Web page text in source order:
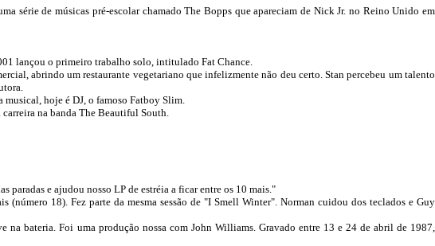
série de músicas pré-escolar chamado The Bopps que apareciam de Nick Jr. no Reino Unido em
lançou o primeiro trabalho solo, intitulado Fat Chance.
abrindo um restaurante vegetariano que infelizmente não deu certo. Stan percebeu um talento
musical, hoje é DJ, o famoso Fatboy Slim.
na banda The Beautiful South.
paradas e ajudou nosso LP de estréia a ficar entre os 10 mais."
(número 18). Fez parte da mesma sessão de "I Smell Winter". Norman cuidou dos teclados e Guy
bateria. Foi uma produção nossa com John Williams. Gravado entre 13 e 24 de abril de 1987,